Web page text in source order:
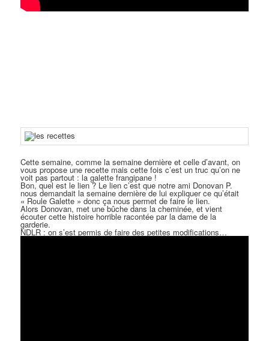
Cette semaine, comme la semaine dernière et celle d’avant, on
vous propose une recette mais cette fois c’est un truc qu’on ne
voit pas partout : la galette frangipane !
Bon, quel est le lien ? Le lien c’est que notre ami Donovan P.
nous demandait la semaine dernière de lui expliquer ce qu’était
« Roule Galette » donc ça nous permet de faire le lien.
Alors Donovan, met une bûche dans la cheminée, et vient
écouter cette histoire horrible racontée par la dame de la
garderie.
NDLR : on s’est permis de faire des petites modifications…